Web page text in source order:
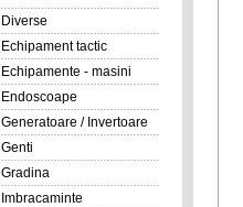
Diverse
Echipament tactic
Echipamente - masini
Endoscoape
Generatoare / Invertoare
Genti
Gradina
Imbracaminte